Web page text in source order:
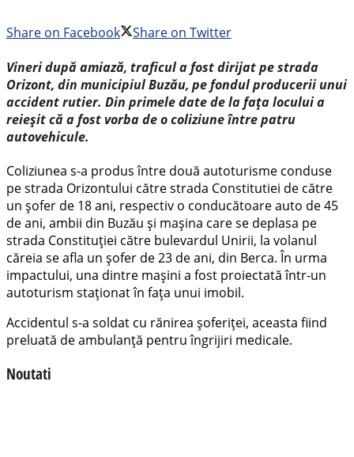
Share on Facebook
Share on Twitter
Vineri după amiază, traficul a fost dirijat pe strada
Orizont, din municipiul Buzău, pe fondul producerii unui
accident rutier. Din primele date de la fața locului a
reieșit că a fost vorba de o coliziune între patru
autovehicule.
Coliziunea s-a produs între două autoturisme conduse
pe strada Orizontului către strada Constitutiei de către
un șofer de 18 ani, respectiv o conducătoare auto de 45
de ani, ambii din Buzău și mașina care se deplasa pe
strada Constituției către bulevardul Unirii, la volanul
căreia se afla un șofer de 23 de ani, din Berca. În urma
impactului, una dintre mașini a fost proiectată într-un
autoturism staționat în fața unui imobil.
Accidentul s-a soldat cu rănirea șoferiței, aceasta fiind
preluată de ambulanță pentru îngrijiri medicale.
Noutati